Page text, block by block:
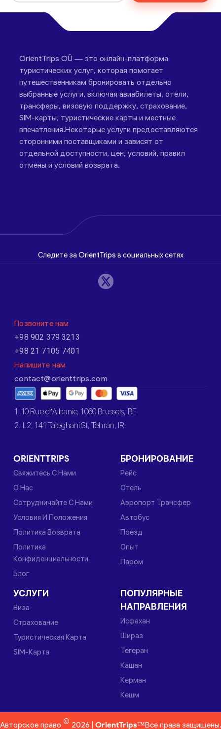
OrientTrips OÜ — это онлайн-платформа
туристических услуг, которая помогает
путешественникам бронировать отдельно
выбранные услуги, включая авиабилеты, отели,
трансферы, визовую поддержку, страхование,
SIM-карты, туристические карты и местные
впечатления.Некоторые услуги предоставляются
сторонними поставщиками и зависят от
отдельной доступности, цен, условий, правил
отмены и условий возврата.
Следите за OrientTrips в социальных сетях
Позвоните нам
+98 902 379 3213
+98 21 7105 7401
Напишите нам
contact@orienttrips.com
1. 10 Rue d’Albanie, 1060 Brussels, BE
2. L2, 141 Taleghani St, Tehran, IR
ORIENTTRIPS
Свяжитесь С Нами
О Нас
Сотрудничайте С Нами
Условия И Положения
Политика Возврата
Политика
Конфиденциальности
Блог
БРОНИРОВАНИЕ
Рейс
Отель
Аэропорт Трансфер
Автобус
Поезд
Опыт
Паром
УСЛУГИ
Виза
Страхование
Туристическая Карта
SIM-Карта
ПОПУЛЯРНЫЕ
НАПРАВЛЕНИЯ
Исфахан
Шираз
Тегеран
Кашан
Керман
Кешм
Авторское право © 2026 | OrientTrips™Все права защищены.